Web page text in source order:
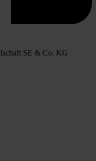
SE & Co. KG